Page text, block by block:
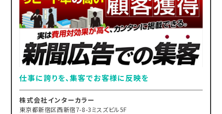
仕事に誇りを、集客でお客様に反映を
株式会社インターカラー
東京都新宿区西新宿7-8-3ミスズビル5F